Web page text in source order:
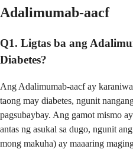
Adalimumab-aacf
Q1. Ligtas ba ang
Diabetes?
Ang Adalimumab-aacf ay
taong may diabetes, ngunit
pagsubaybay. Ang gamot mismo
antas ng asukal sa dugo, ngunit
mong makuha) ay maaaring